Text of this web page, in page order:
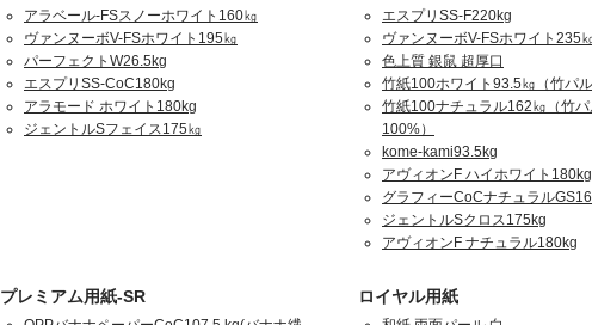
アラベール-FSスノーホワイト160㎏
ヴァンヌーボV-FSホワイト195㎏
パーフェクトW26.5kg
エスプリSS-CoC180kg
アラモード ホワイト180kg
ジェントルSフェイス175㎏
エスプリSS-F220kg
ヴァンヌーボV-FSホワイト235
色上質 銀鼠 超厚口
竹紙100ホワイト93.5㎏（竹パ
竹紙100ナチュラル162㎏（竹
100%）
kome-kami93.5kg
アヴィオンF ハイホワイト180kg
グラフィーCoCナチュラル
ジェントルSクロス175kg
アヴィオンF ナチュラル180kg
プレミアム用紙-SR ロイヤル用紙